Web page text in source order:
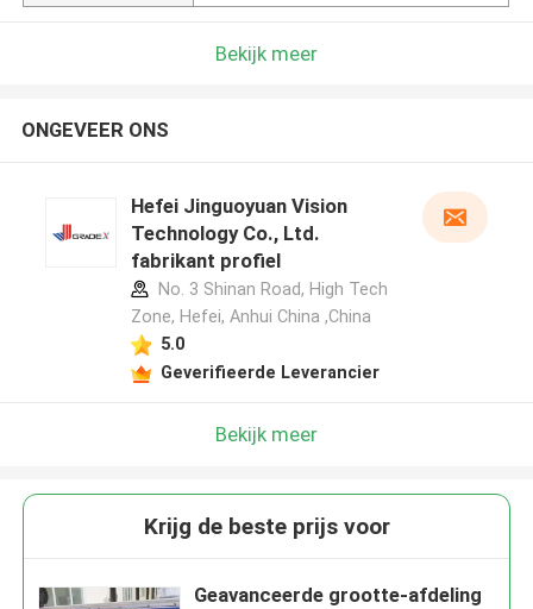
Bekijk meer
ONGEVEER ONS
Hefei Jinguoyuan Vision
Technology Co., Ltd.
fabrikant profiel
No. 3 Shinan Road, High Tech
Zone, Hefei, Anhui China ,China
5.0
Geverifieerde Leverancier
Bekijk meer
Krijg de beste prijs voor
Geavanceerde grootte-afdeling